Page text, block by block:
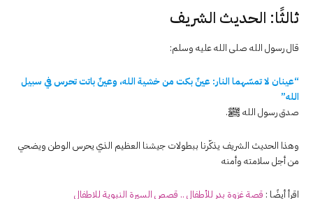
ثالثًا: الحديث الشريف
قال رسول الله صلى الله عليه وسلم:
“عينان لا تمسّهما النار: عينٌ بكت من خشية الله، وعينٌ باتت تحرس في سبيل
الله”
صدق رسول الله ﷺ.
وهذا الحديث الشريف يذكّرنا ببطولات جيشنا العظيم الذي يحرس الوطن ويضحي
من أجل سلامته وأمنه
اقرأ أيضًا : قصة غزوة بدر للأطفال .. قصص السيرة النبوية للاطفال